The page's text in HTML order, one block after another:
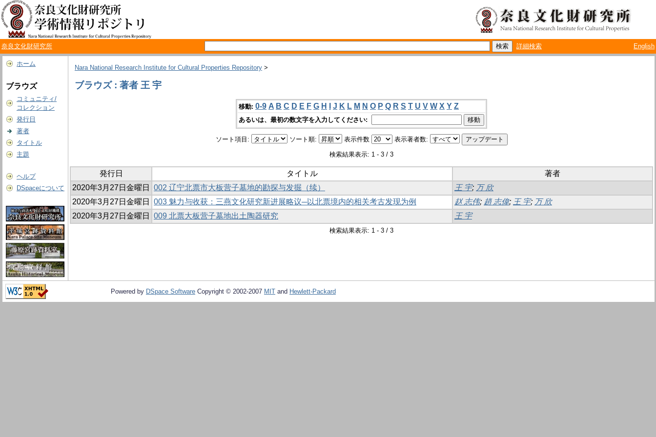
奈良文化財研究所 詳細検索 English
ホーム
ブラウズ
コミュニティ/
コレクション
発行日
著者
タイトル
主題
ヘルプ
DSpaceについて
Nara National Research Institute for Cultural Properties Repository >
ブラウズ : 著者 王 宇
移動: 0-9 A B C D E F G H J K L M N O P Q R S T U V W X Y Z
あるいは、最初の数文字を入力してください:
ソート項目: ソート順: 表示件数 表示著者数:
検索結果表示: 1 - 3 / 3
発行日 タイトル
著者
2020年3月27日金曜日
002 辽宁北票市大板营子墓地的勘探与发掘（续） 王 宇; 万 欣
2020年3月27日金曜日
003 魅力与收获：三燕文化研究新进展略议─以北票境内的相关考古发现为例 赵 志伟; 趙 志偉; 王 宇; 万 欣
2020年3月27日金曜日
009 北票大板营子墓地出土陶器研究 王 宇
検索結果表示: 1 - 3 / 3
Powered by DSpace Software Copyright © 2002-2007 MIT and Hewlett-Packard